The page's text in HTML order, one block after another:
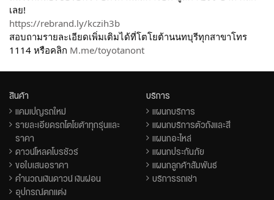
เลย!
https://rebrand.ly/kczih3b
สอบถามรายละเอียดเพิ่มเติมได้ที่โตโยต้านนทบุรีทุกสาขาโทร
1114 หรือคลิก M.me/toyotanont
สินค้า
แคมเปญรถใหม่
รายละเอียดรถโตโยต้าทุกรุ่นและ
ราคา
ดาวน์โหลดโบรชัวร์
ขอใบเสนอราคา
คำนวณเงินดาวน์ เงินผ่อน
อุปกรณ์ตกแต่ง
บริการ
แผนกบริการ
แผนกบริการตัวถังและสี
แผนกอะไหล่
แผนกประกันภัย
แผนกลูกค้าสัมพันธ์
บริการรถเช่า